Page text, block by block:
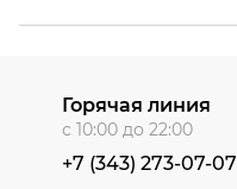
Горячая линия
с 10:00 до 22:00
+7 (343) 273-07-07